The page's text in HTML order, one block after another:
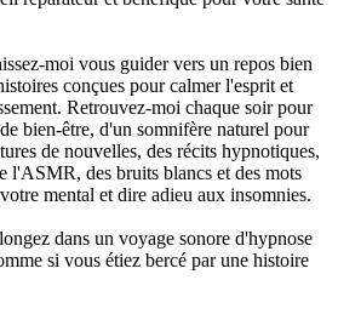
moi vous guider vers un repos bien
conçues pour calmer l'esprit et
Retrouvez-moi chaque soir pour
bien-être, d'un somnifère naturel pour
de nouvelles, des récits hypnotiques,
l'ASMR, des bruits blancs et des mots
mental et dire adieu aux insomnies.
dans un voyage sonore d'hypnose
si vous étiez bercé par une histoire